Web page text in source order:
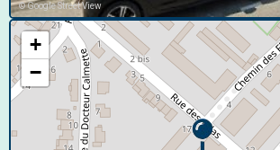
© Google Street View
+
−